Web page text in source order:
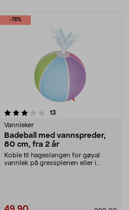
-78%
13
Vannleker
Badeball med vannspreder,
80 cm, fra 2 år
Koble til hageslangen for gøyal
vannlek på gressplenen eller i